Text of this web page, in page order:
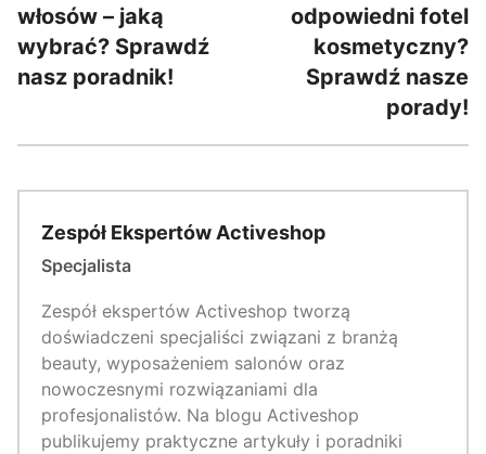
włosów – jaką
wybrać? Sprawdź
nasz poradnik!
odpowiedni fotel
kosmetyczny?
Sprawdź nasze
porady!
Zespół Ekspertów Activeshop
Specjalista
Zespół ekspertów Activeshop tworzą
doświadczeni specjaliści związani z branżą
beauty, wyposażeniem salonów oraz
nowoczesnymi rozwiązaniami dla
profesjonalistów. Na blogu Activeshop
publikujemy praktyczne artykuły i poradniki